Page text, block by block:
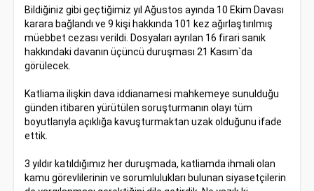
Bildiğiniz gibi geçtiğimiz yıl Ağustos ayında 10 Ekim Davası
karara bağlandı ve 9 kişi hakkında 101 kez ağırlaştırılmış
müebbet cezası verildi. Dosyaları ayrılan 16 firari sanık
hakkındaki davanın üçüncü duruşması 21 Kasım`da
görülecek.
Katliama ilişkin dava iddianamesi mahkemeye sunulduğu
günden itibaren yürütülen soruşturmanın olayı tüm
boyutlarıyla açıklığa kavuşturmaktan uzak olduğunu ifade
ettik.
3 yıldır katıldığımız her duruşmada, katliamda ihmali olan
kamu görevlilerinin ve sorumlulukları bulunan siyasetçilerin